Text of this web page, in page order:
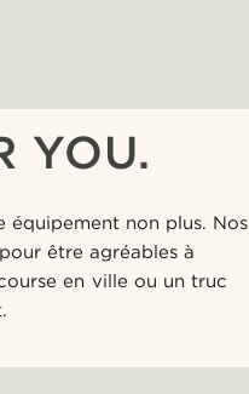
YOU.
non plus. Nos
être agréables à
en ville ou un truc